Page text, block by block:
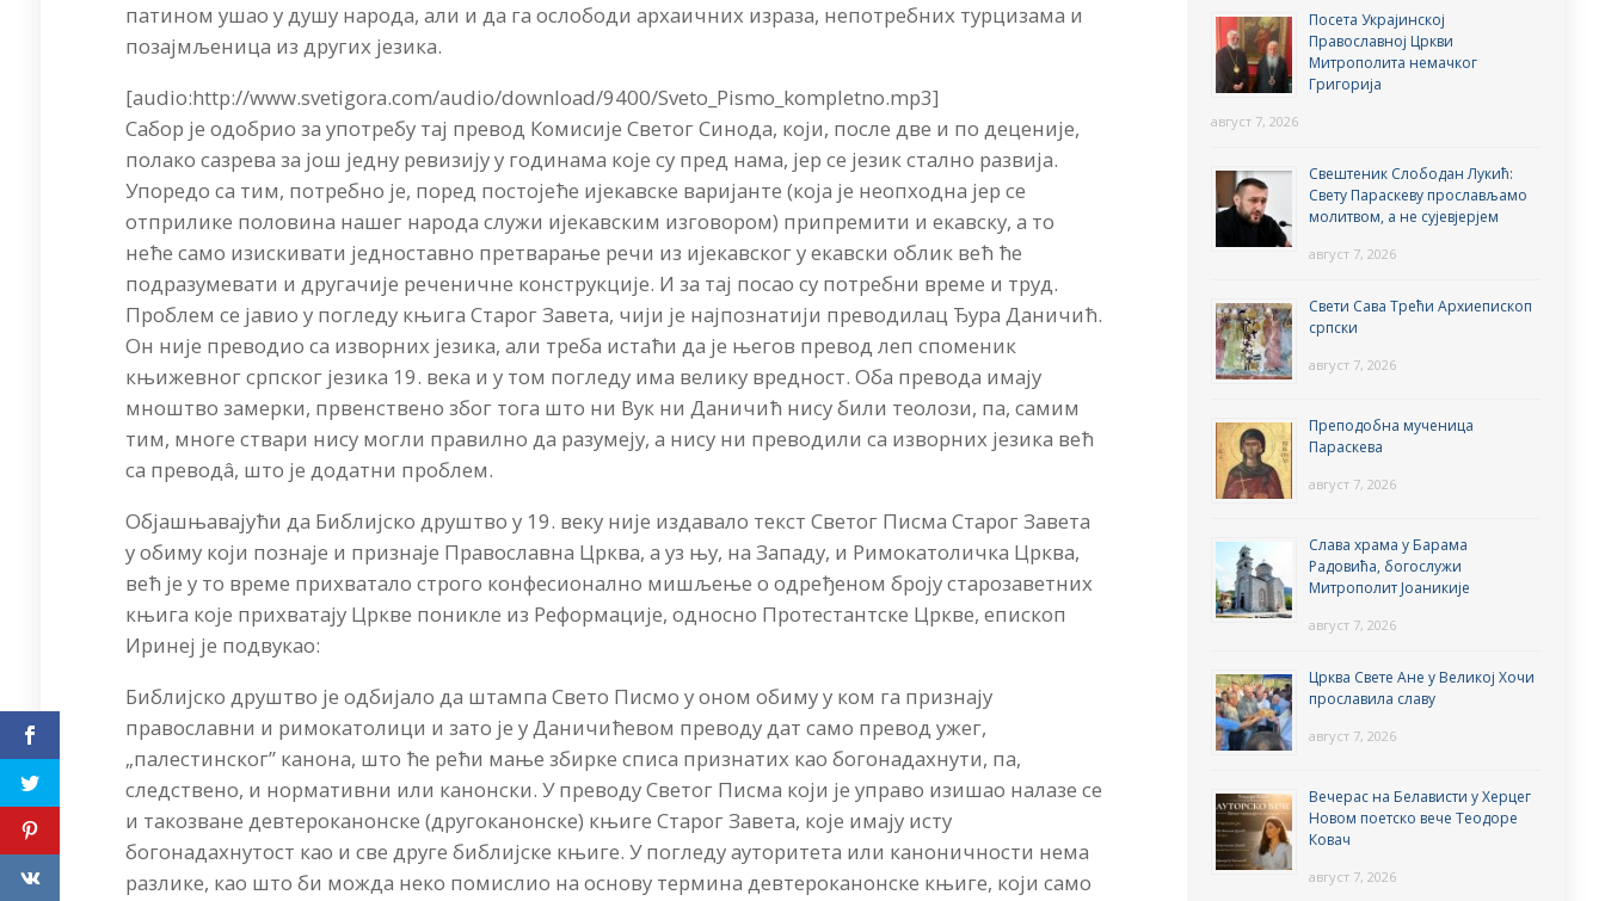
патином ушао у душу народа, али и да га ослободи архаичних израза, непотребних турцизама и
позајмљеница из других језика.
[audio:http://www.svetigora.com/audio/download/9400/Sveto_Pismo_kompletno.mp3]
Сабор је одобрио за употребу тај превод Комисије Светог Синода, који, после две и по деценије,
полако сазрева за још једну ревизију у годинама које су пред нама, јер се језик стално развија.
Упоредо са тим, потребно је, поред постојеће ијекавске варијанте (која је неопходна јер се
отприлике половина нашег народа служи ијекавским изговором) припремити и екавску, а то
неће само изискивати једноставно претварање речи из ијекавског у екавски облик већ ће
подразумевати и другачије реченичне конструкције. И за тај посао су потребни време и труд.
Проблем се јавио у погледу књига Старог Завета, чији је најпознатији преводилац Ђура Даничић.
Он није преводио са изворних језика, али треба истаћи да је његов превод леп споменик
књижевног српског језика 19. века и у том погледу има велику вредност. Оба превода имају
мноштво замерки, првенствено због тога што ни Вук ни Даничић нису били теолози, па, самим
тим, многе ствари нису могли правилно да разумеју, а нису ни преводили са изворних језика већ
са преводâ, што је додатни проблем.
Објашњавајући да Библијско друштво у 19. веку није издавало текст Светог Писма Старог Завета
у обиму који познаје и признаје Православна Црква, а уз њу, на Западу, и Римокатоличка Црква,
већ је у то време прихватало строго конфесионално мишљење о одређеном броју старозаветних
књига које прихватају Цркве поникле из Реформације, односно Протестантске Цркве, епископ
Иринеј је подвукао:
Библијско друштво је одбијало да штампа Свето Писмо у оном обиму у ком га признају
православни и римокатолици и зато је у Даничићевом преводу дат само превод ужег,
„палестинског” канона, што ће рећи мање збирке списа признатих као богонадахнути, па,
следствено, и нормативни или канонски. У преводу Светог Писма који је управо изишао налазе се
и такозване девтероканонске (другоканонске) књиге Старог Завета, које имају исту
богонадахнутост као и све друге библијске књиге. У погледу ауторитета или каноничности нема
разлике, као што би можда неко помислио на основу термина девтероканонске књиге, који само
Посета Украјинској
Православној Цркви
Митрополита немачког
Григорија
август 7, 2026
Свештеник Слободан Лукић:
Свету Параскеву прослављамо
молитвом, а не сујевјерјем
август 7, 2026
Свети Сава Трећи Архиепископ
српски
август 7, 2026
Преподобна мученица
Параскева
август 7, 2026
Слава храма у Барама
Радовића, богослужи
Митрополит Јоаникије
август 7, 2026
Црква Свете Ане у Великој Хочи
прославила славу
август 7, 2026
Вечерас на Белависти у Херцег
Новом поетско вече Теодоре
Ковач
август 7, 2026